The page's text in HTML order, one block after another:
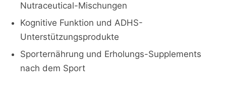
Nutraceutical-Mischungen
Kognitive Funktion und ADHS-
Unterstützungsprodukte
Sporternährung und Erholungs-Supplements
nach dem Sport